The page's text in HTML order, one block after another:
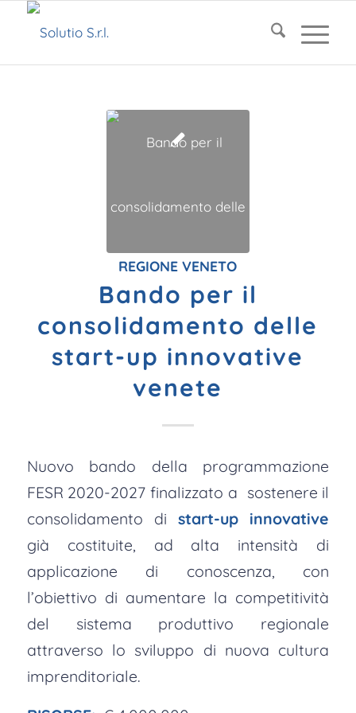
REGIONE VENETO
Bando per il
consolidamento delle
start-up innovative
venete
Nuovo bando della programmazione
FESR 2020-2027 finalizzato a sostenere il
consolidamento distart-up innovative
già costituite, ad alta intensità di
applicazione di conoscenza, con
l’obiettivo di aumentare la competitività
del sistema produttivo regionale
attraverso lo sviluppo di nuova cultura
imprenditoriale.